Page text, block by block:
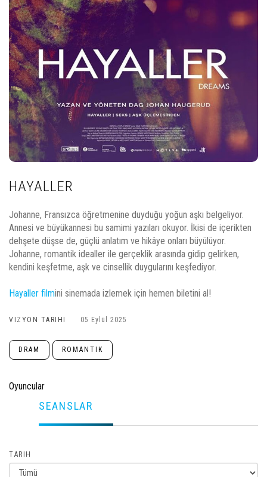
HAYALLER
Johanne, Fransızca öğretmenine duyduğu yoğun aşkı belgeliyor.
Annesi ve büyükannesi bu samimi yazıları okuyor. İkisi de içerikten
dehşete düşse de, güçlü anlatım ve hikâye onları büyülüyor.
Johanne, romantik idealler ile gerçeklik arasında gidip gelirken,
kendini keşfetme, aşk ve cinsellik duygularını keşfediyor.
Hayaller filmini sinemada izlemek için hemen biletini al!
VIZYON TARIHI 05 Eylül 2025
DRAM ROMANTIK
Oyuncular
SEANSLAR
TARIH